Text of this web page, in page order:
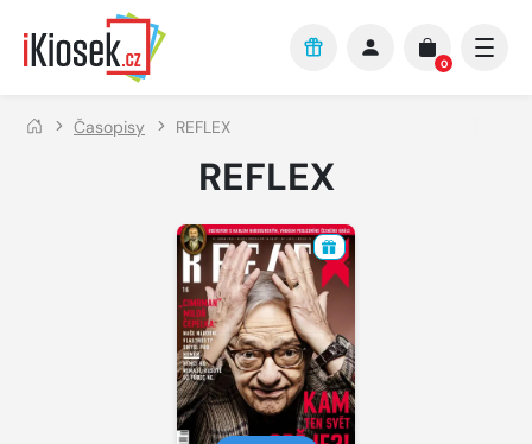
Přejít na hlavní obsah
0
Časopisy REFLEX
REFLEX